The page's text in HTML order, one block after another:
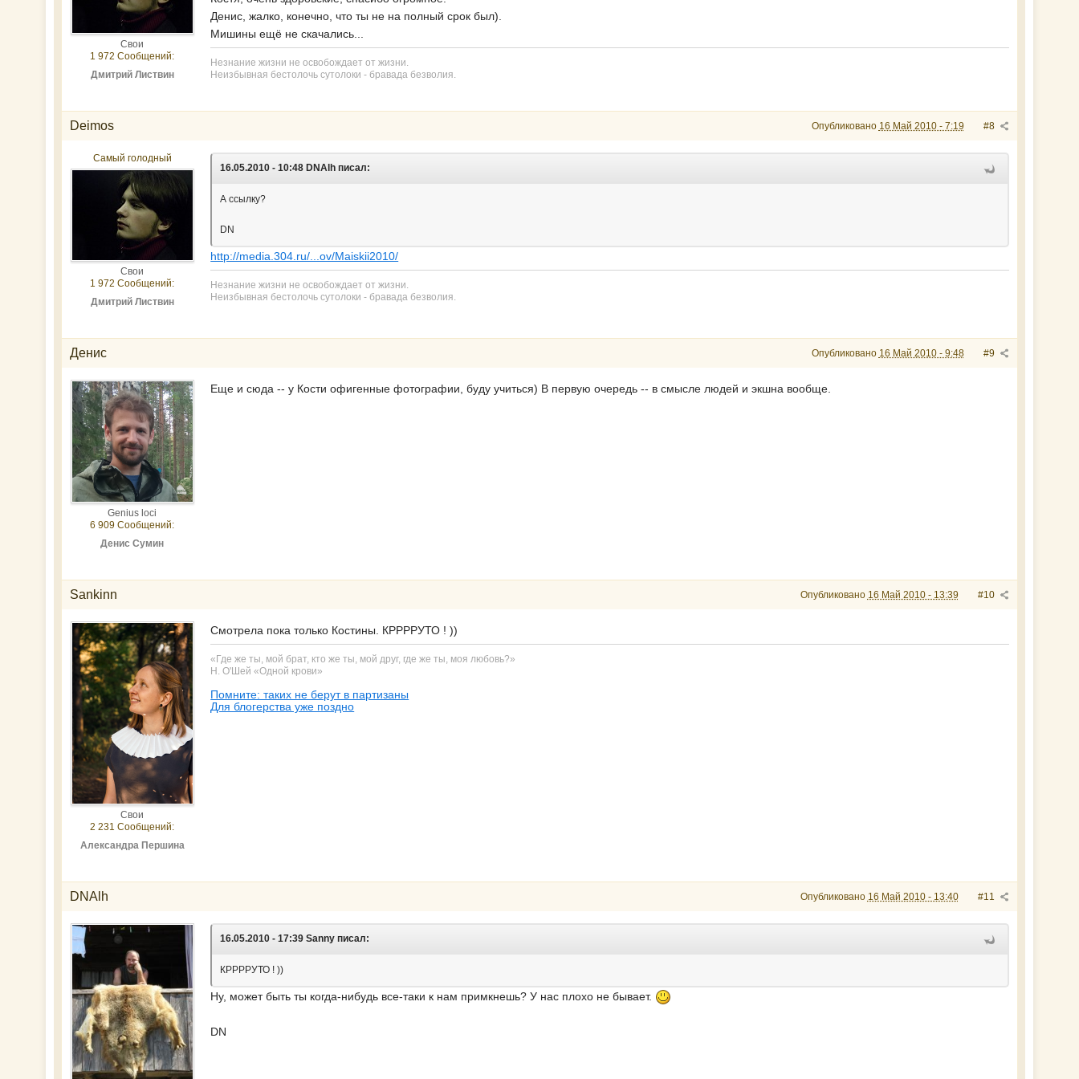
Свои
1 972 Сообщений:
Дмитрий Листвин
Денис, жалко, конечно, что ты не на полный срок был).
Мишины ещё не скачались...
Незнание жизни не освобождает от жизни.
Неизбывная бестолочь сутолоки - бравада безволия.
#8
Deimos Опубликовано 16 Май 2010 - 7:19
Самый голодный
Свои
1 972 Сообщений:
Дмитрий Листвин
16.05.2010 - 10:48 DNAlh писал:
А ссылку?
DN
http://media.304.ru/...ov/Maiskii2010/
Незнание жизни не освобождает от жизни.
Неизбывная бестолочь сутолоки - бравада безволия.
#9
Денис Опубликовано 16 Май 2010 - 9:48
Genius loci
6 909 Сообщений:
Денис Сумин
Еще и сюда -- у Кости офигенные фотографии, буду учиться) В первую очередь -- в смысле людей и экшна вообще.
#10
Sankinn Опубликовано 16 Май 2010 - 13:39
Свои
2 231 Сообщений:
Александра Першина
Смотрела пока только Костины. КРРРРУТО ! ))
«Где же ты, мой брат, кто же ты, мой друг, где же ты, моя любовь?»
Н. О'Шей «Одной крови»
Помните: таких не берут в партизаны
Для блогерства уже поздно
#11
DNAlh Опубликовано 16 Май 2010 - 13:40
16.05.2010 - 17:39 Sanny писал:
КРРРРУТО ! ))
Ну, может быть ты когда-нибудь все-таки к нам примкнешь? У нас плохо не бывает.
DN